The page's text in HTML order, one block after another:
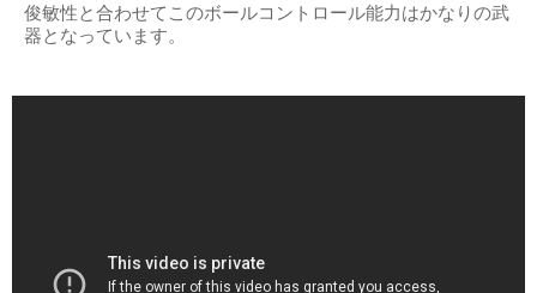
俊敏性と合わせてこのボールコントロール能力はかなりの武
器となっています。